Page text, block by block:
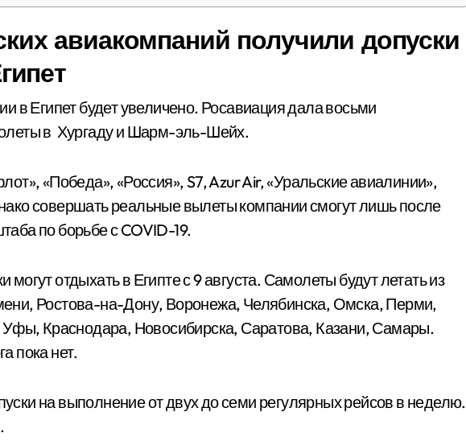
авиакомпаний получили допуски
в Хургаду и Шарм-эль-Шейх.
«Победа», «Россия», S7, Azur Air, «Уральские авиалинии»,
совершать реальные вылеты компании смогут лишь после
по борьбе с COVID-19.
могут отдыхать в Египте с 9 августа. Самолеты будут летать из
Ростова-на-Дону, Воронежа, Челябинска, Омска, Перми,
Уфы, Краснодара, Новосибирска, Саратова, Казани, Самары.
пока нет.
на выполнение от двух до семи регулярных рейсов в неделю.